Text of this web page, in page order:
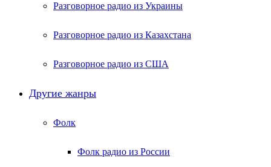
Разговорное радио из Украины
Разговорное радио из Казахстана
Разговорное радио из США
Другие жанры
Фолк
Фолк радио из России